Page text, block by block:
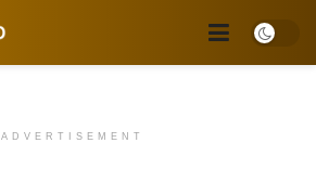
ADVERTISEMENT